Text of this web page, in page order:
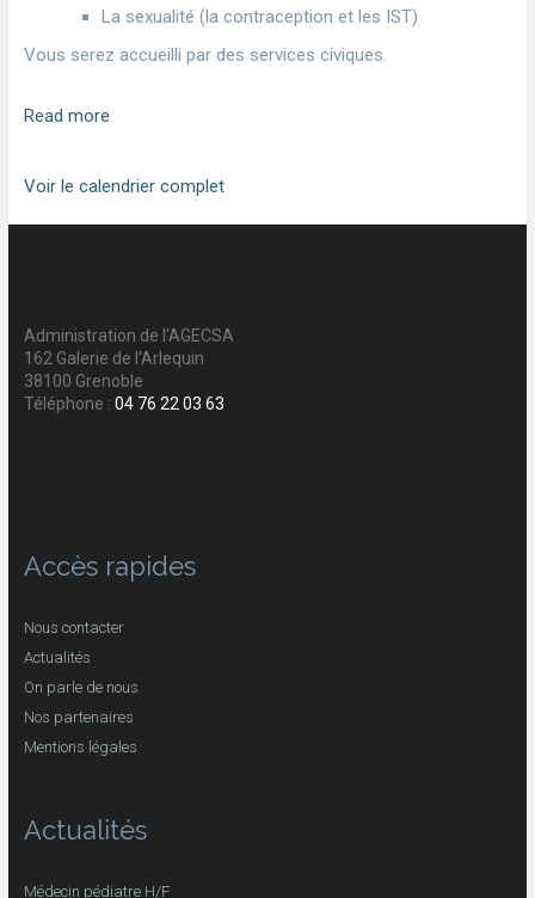
La sexualité (la contraception et les IST)
Vous serez accueilli par des services civiques.
Read more
Voir le calendrier complet
Administration de l'AGECSA
162 Galerie de l'Arlequin
38100 Grenoble
Téléphone : 04 76 22 03 63
Accès rapides
Nous contacter
Actualités
On parle de nous
Nos partenaires
Mentions légales
Actualités
Médecin pédiatre H/F